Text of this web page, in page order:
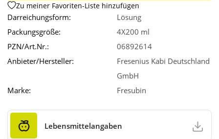
Zu meiner Favoriten-Liste hinzufügen
Darreichungsform:
Lösung
Packungsgröße:
4X200 ml
PZN/Art.Nr.:
06892614
Anbieter/Hersteller:
Fresenius Kabi Deutschland
GmbH
Marke:
Fresubin
Lebensmittelangaben